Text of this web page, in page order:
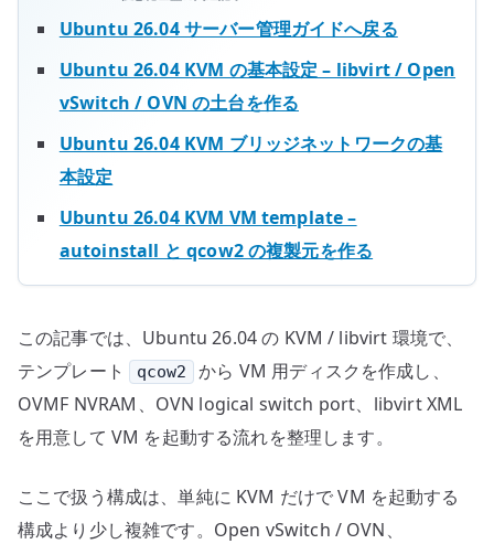
Ubuntu 26.04 サーバー管理ガイドへ戻る
Ubuntu 26.04 KVM の基本設定 – libvirt / Open
vSwitch / OVN の土台を作る
Ubuntu 26.04 KVM ブリッジネットワークの基
本設定
Ubuntu 26.04 KVM VM template –
autoinstall と qcow2 の複製元を作る
この記事では、Ubuntu 26.04 の KVM / libvirt 環境で、
テンプレート
qcow2
から VM 用ディスクを作成し、
OVMF NVRAM、OVN logical switch port、libvirt XML
を用意して VM を起動する流れを整理します。
ここで扱う構成は、単純に KVM だけで VM を起動する
構成より少し複雑です。Open vSwitch / OVN、